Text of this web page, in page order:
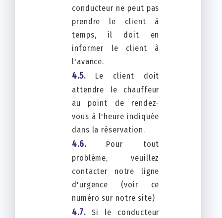
conducteur ne peut pas
prendre le client à
temps, il doit en
informer le client à
l'avance.
Le client doit
attendre le chauffeur
au point de rendez-
vous à l'heure indiquée
dans la réservation.
Pour tout
problème, veuillez
contacter notre ligne
d'urgence (voir ce
numéro sur notre site)
Si le conducteur